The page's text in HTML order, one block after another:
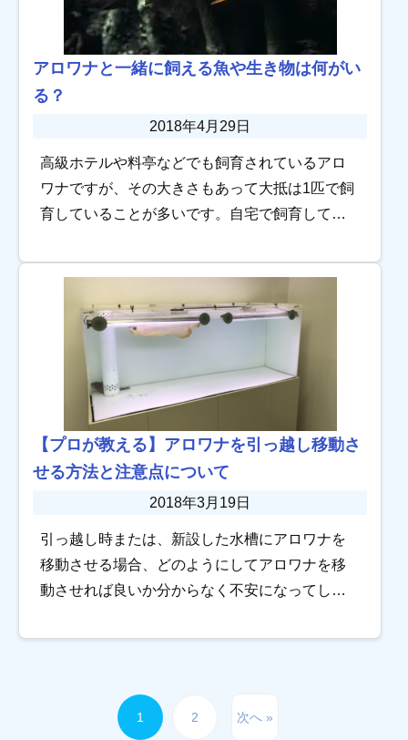
アロワナと一緒に飼える魚や生き物は何がい
る？
2018年4月29日
高級ホテルや料亭などでも飼育されているアロ
ワナですが、その大きさもあって大抵は1匹で飼
育していることが多いです。自宅で飼育してい
ですが、実はアロワナと一緒に飼える生き物が
【プロが教える】アロワナを引っ越し移動さ
せる方法と注意点について
2018年3月19日
引っ越し時または、新設した水槽にアロワナを
移動させる場合、どのようにしてアロワナを移
動させれば良いか分からなく不安になってしま
中でもアジアアロワナといわれる種は、 […]
1 2 次へ »